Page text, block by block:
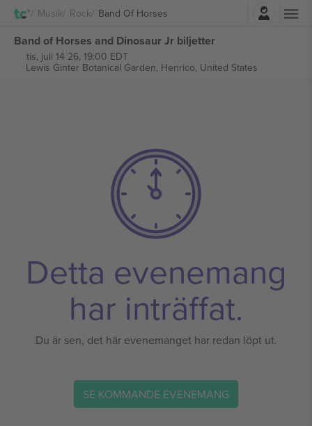
Musik Rock Band Of Horses
Band of Horses and Dinosaur Jr biljetter
tis, juli 14 26, 19:00 EDT
Lewis Ginter Botanical Garden, Henrico, United States
Detta evenemang
har inträffat.
Du är sen, det här evenemanget har redan löpt ut.
SE KOMMANDE EVENEMANG